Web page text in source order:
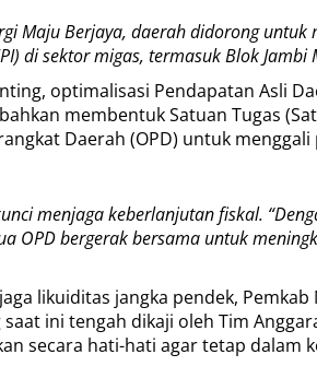
Maju Berjaya, daerah didorong
di sektor migas, termasuk Blok Jambi
optimalisasi Pendapatan Asli
membentuk Satuan Tugas
Daerah (OPD) untuk
menjaga keberlanjutan fiskal.
OPD bergerak bersama untuk
likuiditas jangka pendek,
ini tengah dikaji oleh Tim
secara hati-hati agar tetap dalam